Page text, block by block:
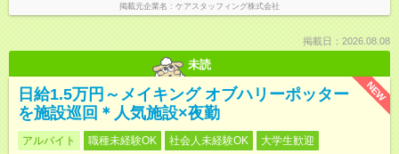
掲載元企業名 ケアスタッフィング株式会社
掲載日：2026.08.08
未読
NEW
日給1.5万円～メイキング オブハリーポッター
を施設巡回＊人気施設×夜勤
アルバイト 職種未経験OK 社会人未経験OK
大学生歓迎